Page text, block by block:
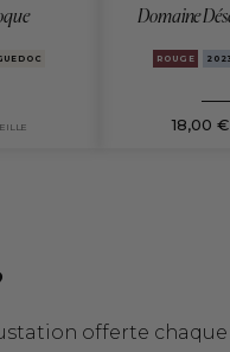
Domaine
ROUGE
18,00 €
offerte